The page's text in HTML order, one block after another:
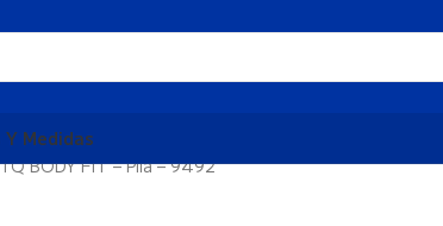
Medidas
BODY FIT – Pila – 9492